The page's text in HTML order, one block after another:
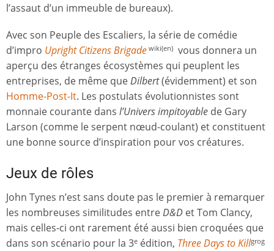
l’assaut d’un immeuble de bureaux).
Avec son Peuple des Escaliers, la série de comédie
d’impro Upright Citizens Brigade wiki(en) vous donnera un
aperçu des étranges écosystèmes qui peuplent les
entreprises, de même queDilbert(évidemment) et son
Homme-Post-It. Les postulats évolutionnistes sont
monnaie courante dans l’Univers impitoyable de Gary
Larson (comme le serpent nœud-coulant) et constituent
une bonne source d’inspiration pour vos créatures.
Jeux de rôles
John Tynes n’est sans doute pas le premier à remarquer
les nombreuses similitudes entreD&D et Tom Clancy,
mais celles-ci ont rarement été aussi bien croquées que
dans son scénario pour la 3e édition, Three Days to Killgrog